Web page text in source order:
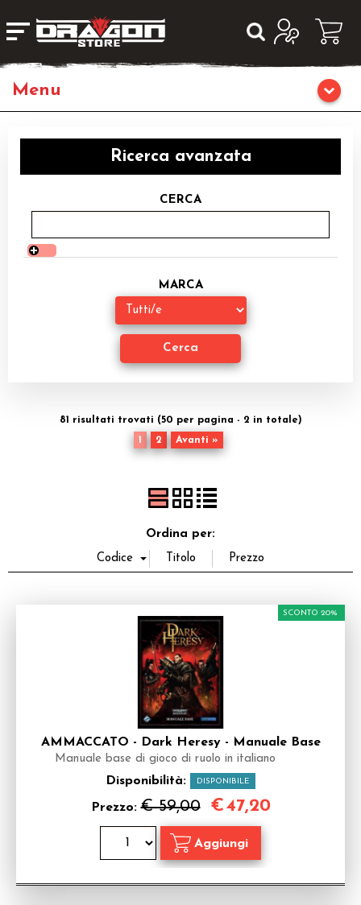
Giochi di Ruolo
Librigame
Editoria
Giochi di Carte Collezionabili
Accessori
Ricerca avanzata
CERCA
MARCA
81 risultati trovati (50 per pagina - 2 in totale)
1
2 Avanti »
Ordina per:
AMMACCATO - Dark Heresy - Manuale Base
Manuale base di gioco di ruolo in italiano
Disponibilità: DISPONIBILE
Prezzo:€ 59,00
SCONTO 20%
€47,20